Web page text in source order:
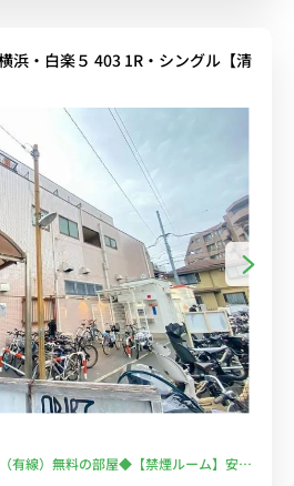
浜・白楽５ 403 1R・シングル【清
有線）無料の部屋◆【禁煙ルーム】安心